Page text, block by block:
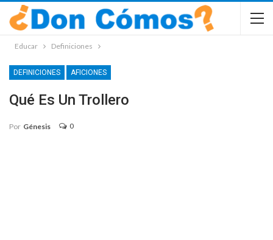
Educar Definiciones
DEFINICIONES AFICIONES
Qué Es Un Trollero
Por Génesis 0